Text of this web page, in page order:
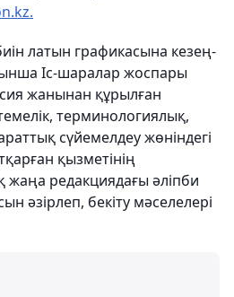
латын графикасына кезең-
Іс-шаралар жоспары
жанынан құрылған
терминологиялық,
сүйемелдеу жөніндегі
қызметінің
жаңа редакциядағы әліпби
әзірлеп, бекіту мәселелері